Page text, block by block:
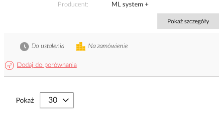
Producent
ML system +
Pokaż szczegóły
Dodaj do porównania
Na zamówienie
Do ustalenia
Pokaż